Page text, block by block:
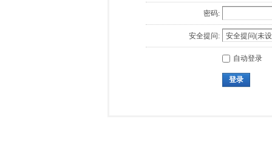
密码:
安全提问:
自动登录
登录